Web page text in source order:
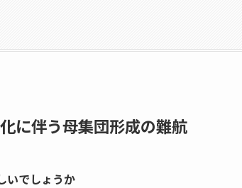
に伴う母集団形成の難航
いでしょうか